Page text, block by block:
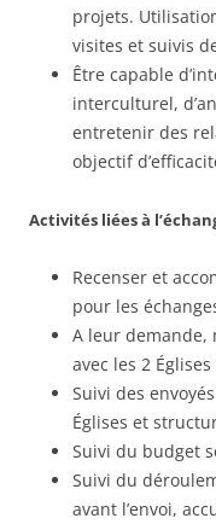
projets.
visites et suivis
Être capable
interculturel,
entretenir des
objectif
Activités liées à
Recenser et
pour les
A leur demande,
avec les 2
Suivi des
Églises et
Suivi du budget
Suivi du
avant l’envoi,